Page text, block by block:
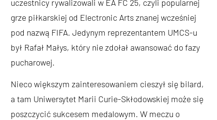
uczestnicy rywalizowali w EA FC 25, czyli popularnej
grze piłkarskiej od Electronic Arts znanej wcześniej
pod nazwą FIFA. Jedynym reprezentantem UMCS-u
był Rafał Małys, który nie zdołał awansować do fazy
pucharowej.
Nieco większym zainteresowaniem cieszył się bilard,
a tam Uniwersytet Marii Curie-Skłodowskiej może się
poszczycić sukcesem medalowym. W meczu o